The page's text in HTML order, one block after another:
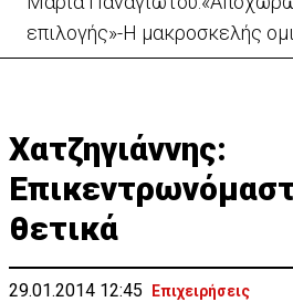
εξαιρετικά υψηλές
Χατζηγιάννης:
θετικά
29.01.2014 12:45 Επιχειρήσεις